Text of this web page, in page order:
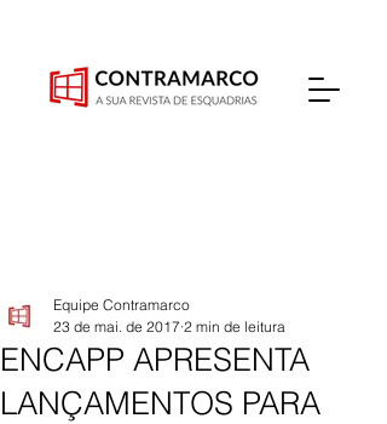
ENCAPP APRESENTA
LANÇAMENTOS PARA
Equipe Contramarco
23 de mai. de 2017 2 min de leitura